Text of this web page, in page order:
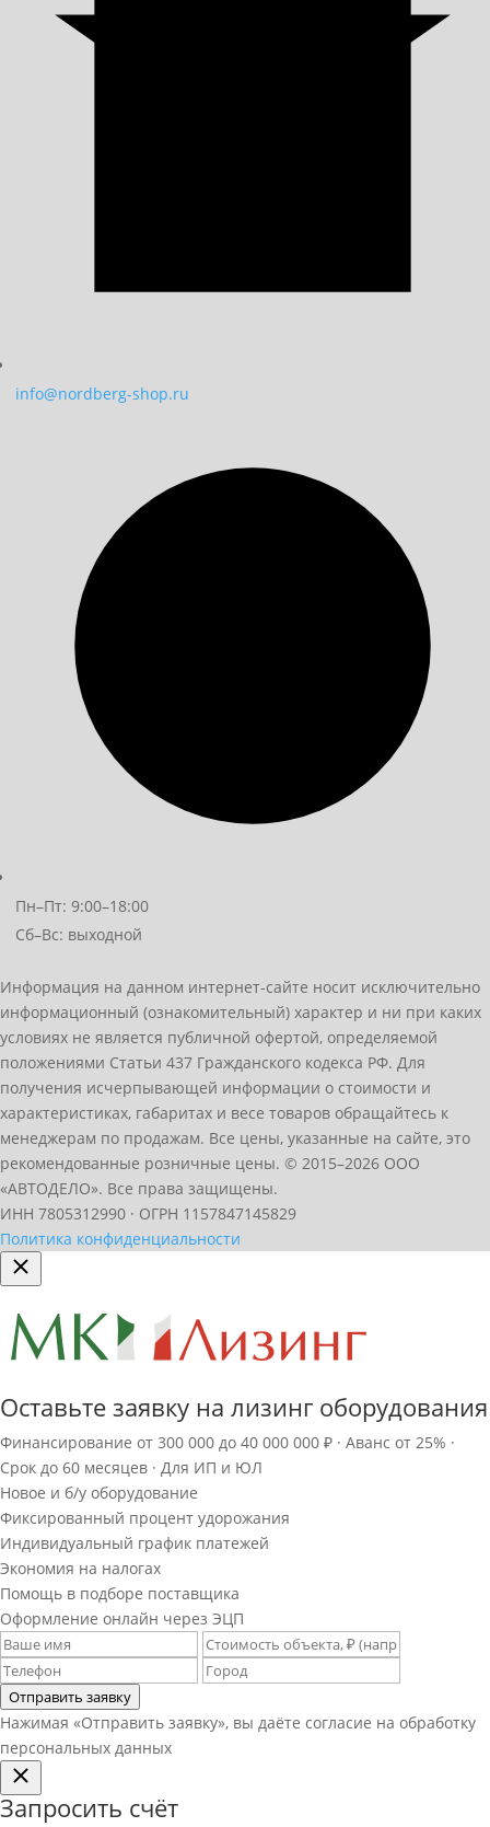
info@nordberg-shop.ru
Пн–Пт: 9:00–18:00
Сб–Вс: выходной
Информация на данном интернет-сайте носит исключительно
информационный (ознакомительный) характер и ни при каких
условиях не является публичной офертой, определяемой
положениями Статьи 437 Гражданского кодекса РФ. Для
получения исчерпывающей информации о стоимости и
характеристиках, габаритах и весе товаров обращайтесь к
менеджерам по продажам. Все цены, указанные на сайте, это
рекомендованные розничные цены. © 2015–2026 ООО
«АВТОДЕЛО». Все права защищены.
ИНН 7805312990 · ОГРН 1157847145829
Политика конфиденциальности
Оставьте заявку на лизинг оборудования
Финансирование от 300 000 до 40 000 000 ₽ · Аванс от 25% ·
Срок до 60 месяцев · Для ИП и ЮЛ
Новое и б/у оборудование
Фиксированный процент удорожания
Индивидуальный график платежей
Экономия на налогах
Помощь в подборе поставщика
Оформление онлайн через ЭЦП
Отправить заявку
Нажимая «Отправить заявку», вы даёте согласие на обработку
персональных данных
Запросить счёт